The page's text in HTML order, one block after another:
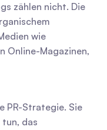
zählen nicht. Die
wie
Online-Magazinen,
PR-Strategie. Sie
das